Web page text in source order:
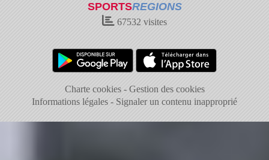
SPORTSREGIONS
67532 visites
Charte cookies
Gestion des cookies
Informations légales
Signaler un contenu inapproprié